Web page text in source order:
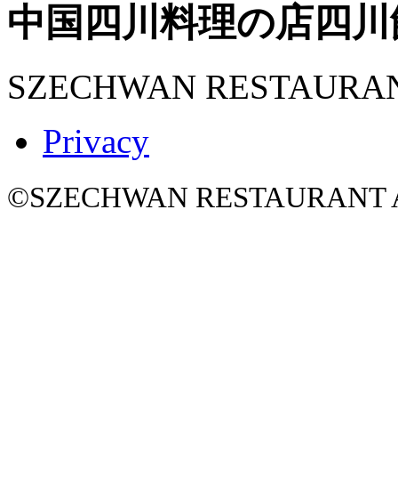
中国四川料理の店 四
SZECHWAN
Privacy
©SZECHWAN RESTAURANT